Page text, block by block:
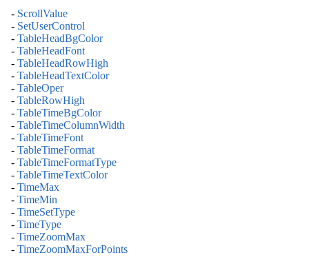
- ScrollValue
- SetUserControl
- TableHeadBgColor
- TableHeadFont
- TableHeadRowHigh
- TableHeadTextColor
- TableOper
- TableRowHigh
- TableTimeBgColor
- TableTimeColumnWidth
- TableTimeFont
- TableTimeFormat
- TableTimeFormatType
- TableTimeTextColor
- TimeMax
- TimeMin
- TimeSetType
- TimeType
- TimeZoomMax
- TimeZoomMaxForPoints